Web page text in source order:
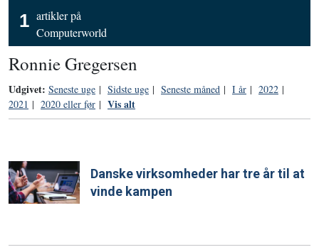
1 artikler på
Computerworld
Ronnie Gregersen
Udgivet: Seneste uge | Sidste uge | Seneste måned | I år | 2022 |
2021 | 2020 eller før | Vis alt
Danske virksomheder har tre år til at
vinde kampen